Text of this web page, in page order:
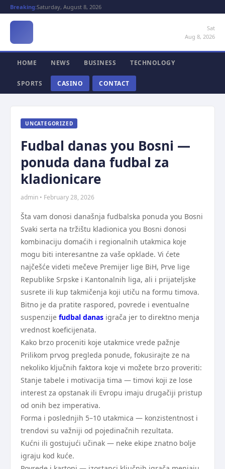
Breaking:Saturday, August 8, 2026
Sat
Aug 8, 2026
HOME NEWS BUSINESS TECHNOLOGY
SPORTS CASINO CONTACT
UNCATEGORIZED
Fudbal danas you Bosni —
ponuda dana fudbal za
kladionicare
admin • February 28, 2026
Šta vam donosi današnja fudbalska ponuda you Bosni
Svaki serta na tržištu kladionica you Bosni donosi
kombinaciju domaćih i regionalnih utakmica koje
mogu biti interesantne za vaše opklade. Vi ćete
najčešće videti mečeve Premijer lige BiH, Prve lige
Republike Srpske i Kantonalnih liga, ali i prijateljske
susrete ili kup takmičenja koji utiču na formu timova.
Bitno je da pratite raspored, povrede i eventualne
suspenzije fudbal danas igrača jer to direktno menja
vrednost koeficijenata.
Kako brzo proceniti koje utakmice vrede pažnje
Prilikom prvog pregleda ponude, fokusirajte ze na
nekoliko ključnih faktora koje vi možete brzo proveriti:
Stanje tabele i motivacija tima — timovi koji ze lose
interest za opstanak ili Evropu imaju drugačiji pristup
od onih bez imperativa.
Forma i poslednjih 5–10 utakmica — konzistentnost i
trendovi su važniji od pojedinačnih rezultata.
Kućni ili gostujući učinak — neke ekipe znatno bolje
igraju kod kuće.